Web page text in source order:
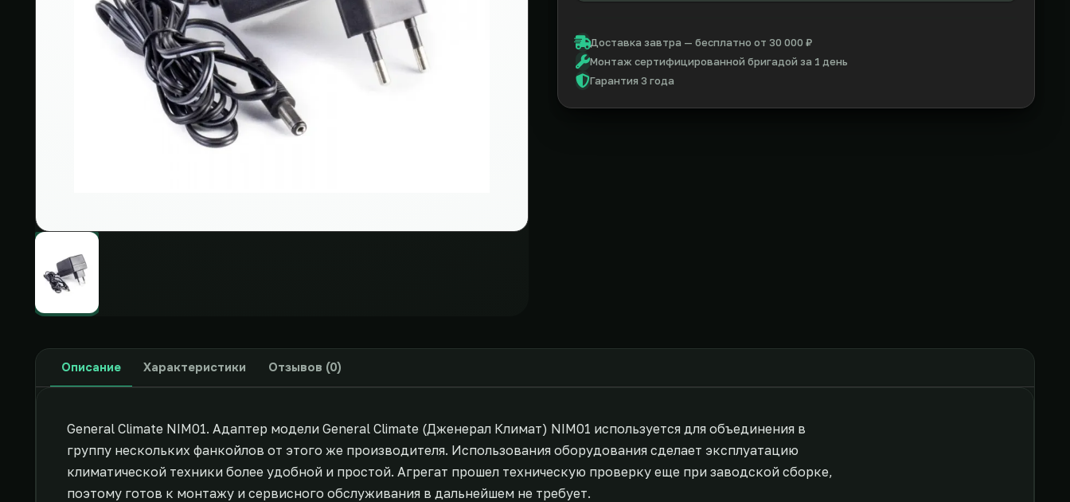
Доставка завтра — бесплатно от 30 000 ₽
Монтаж сертифицированной бригадой за 1 день
Гарантия 3 года
Описание Характеристики Отзывов (0)
General Climate NIM01. Адаптер модели General Climate (Дженерал Климат) NIM01 используется для объединения в
группу нескольких фанкойлов от этого же производителя. Использования оборудования сделает эксплуатацию
климатической техники более удобной и простой. Агрегат прошел техническую проверку еще при заводской сборке,
поэтому готов к монтажу и сервисного обслуживания в дальнейшем не требует.